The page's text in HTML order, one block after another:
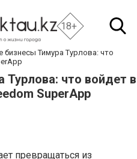
18+
бизнесы Тимура Турлова: что
что войдет в
SuperApp
превращаться из